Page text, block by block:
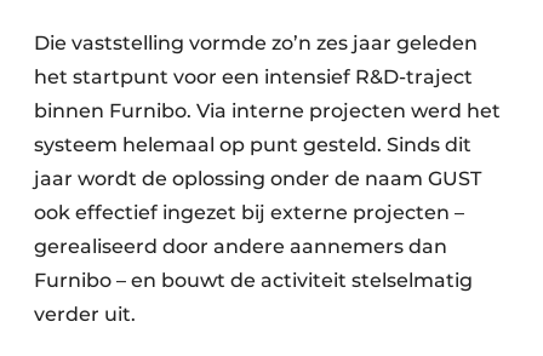
Die vaststelling vormde zo’n zes jaar geleden
het startpunt voor een intensief R&D-traject
binnen Furnibo. Via interne projecten werd het
systeem helemaal op punt gesteld. Sinds dit
jaar wordt de oplossing onder de naam GUST
ook effectief ingezet bij externe projecten –
gerealiseerd door andere aannemers dan
Furnibo – en bouwt de activiteit stelselmatig
verder uit.